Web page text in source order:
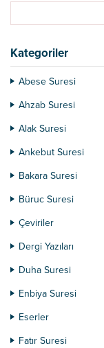
Kategoriler
Abese Suresi
Ahzab Suresi
Alak Suresi
Ankebut Suresi
Bakara Suresi
Büruc Suresi
Çeviriler
Dergi Yazıları
Duha Suresi
Enbiya Suresi
Eserler
Fatır Suresi